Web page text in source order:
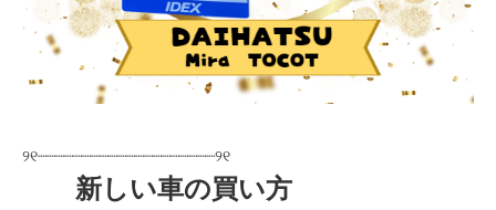
୨୧┈┈┈┈┈┈┈┈┈┈┈┈┈┈┈┈┈┈┈┈୨୧
新しい車の買い方